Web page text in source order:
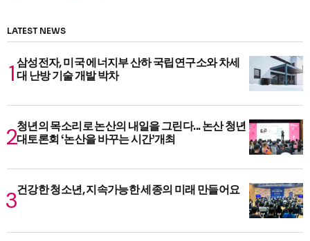
LATEST NEWS
삼성전자, 미국 에너지부 산하 국립연구소와 차세
대 난방 기술 개발 박차
청년의 목소리로 논산의 내일을 그린다... 논산 청년
대토론회 ‘논산을 바꾸는 시간’개최
건강한 청소년, 지속가능한 세종의 미래 만들어요